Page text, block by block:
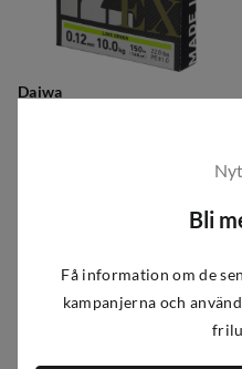
Daiwa
Bli
Få information om de
kampanjerna och